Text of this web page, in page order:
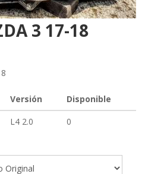
3 17-18
Versión
Disponible
L4 2.0 0